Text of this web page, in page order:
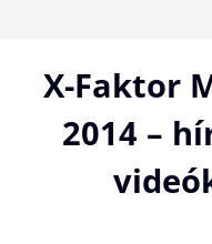
contentX-Faktor
2014 –